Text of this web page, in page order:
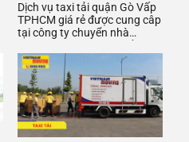
Dịch vụ taxi tải quận Gò Vấp
TPHCM giá rẻ được cung câp
tại công ty chuyển nhà
tiện ích dịch vụ đã mang l